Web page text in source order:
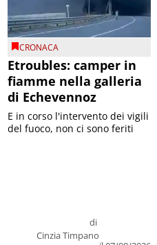
CRONACA
Etroubles: camper in
fiamme nella galleria
di Echevennoz
di
Cinzia Timpano
E in corso l'intervento dei vigili
del fuoco, non ci sono feriti